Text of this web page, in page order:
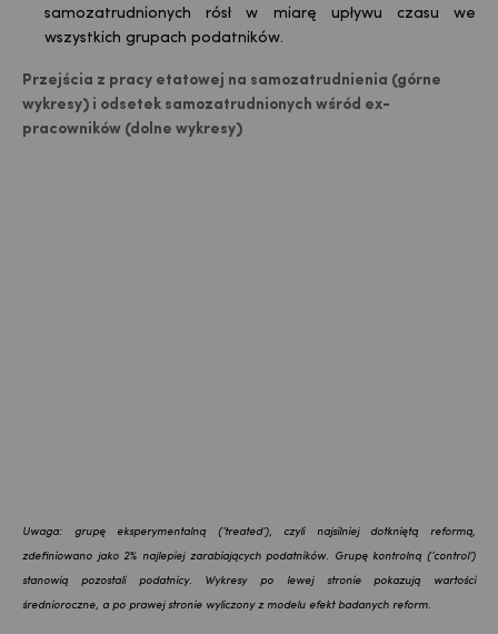
samozatrudnionych rósł w miarę upływu czasu we
wszystkich grupach podatników.
Przejścia z pracy etatowej na samozatrudnienia (górne
wykresy) i odsetek samozatrudnionych wśród ex-
pracowników (dolne wykresy)
Uwaga: grupę eksperymentalną (‘treated’), czyli najsilniej dotkniętą reformą,
zdefiniowano jako 2% najlepiej zarabiających podatników. Grupę kontrolną (‘control’)
stanowią pozostali podatnicy. Wykresy po lewej stronie pokazują wartości
średnioroczne, a po prawej stronie wyliczony z modelu efekt badanych reform.